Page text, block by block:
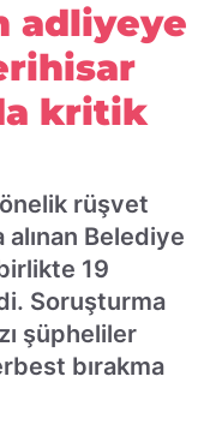
adliyeye
kritik
rüşvet
Belediye
19
Soruşturma
şüpheliler
bırakma